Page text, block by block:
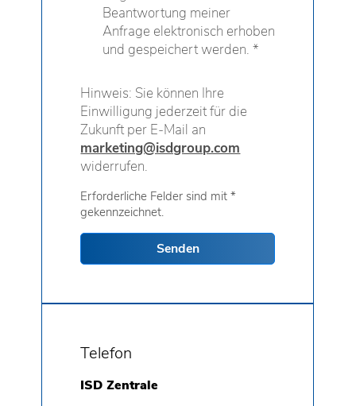
Beantwortung meiner
Anfrage elektronisch erhoben
und gespeichert werden. *
Hinweis: Sie können Ihre
Einwilligung jederzeit für die
Zukunft per E-Mail an
marketing@isdgroup.com
widerrufen.
Erforderliche Felder sind mit *
gekennzeichnet.
Senden
Telefon
ISD Zentrale